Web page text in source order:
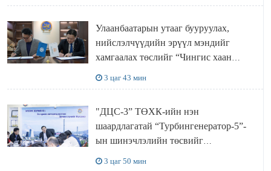
Улаанбаатарын утааг бууруулах,
нийслэлчүүдийн эрүүл мэндийг
хамгаалах төслийг “Чингис хаан
3 цаг 43 мин
"ДЦС-3” ТӨХК-ийн нэн
шаардлагатай “Турбингенератор-5”-
ын шинэчлэлийн төсвийг
3 цаг 50 мин